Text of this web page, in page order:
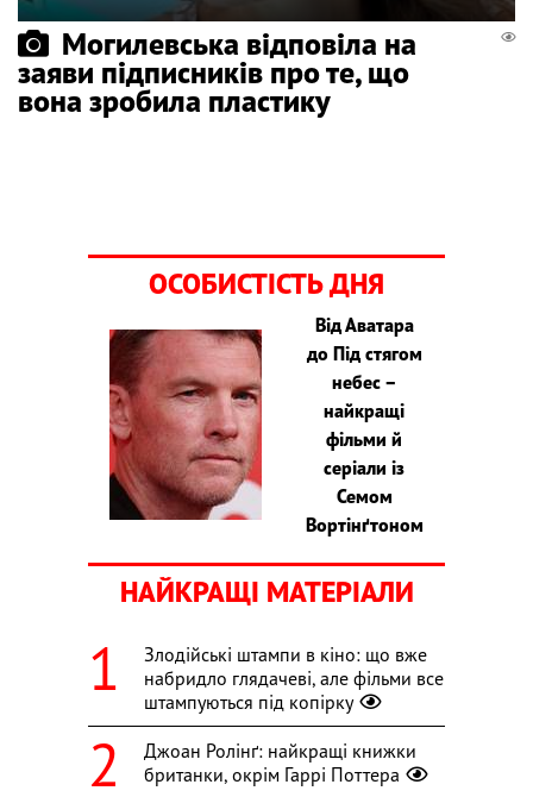
Могилевська відповіла на
заяви підписників про те, що
вона зробила пластику
ОСОБИСТІСТЬ ДНЯ
Від Аватара
до Під стягом
небес –
найкращі
фільми й
серіали із
Семом
Вортінґтоном
НАЙКРАЩІ МАТЕРІАЛИ
Злодійські штампи в кіно: що вже
набридло глядачеві, але фільми все
штампуються під копірку
Джоан Ролінґ: найкращі книжки
британки, окрім Гаррі Поттера